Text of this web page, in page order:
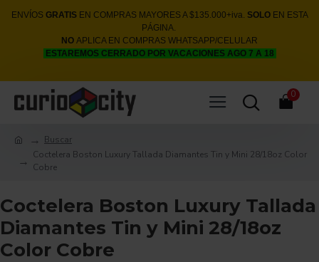
ENVÍOS GRATISEN COMPRAS MAYORES A $135.000+iva. SOLOEN ESTA
PÁGINA.
NO APLICA EN COMPRAS WHATSAPP/CELULAR
ESTAREMOS CERRADO POR VACACIONES AGO 7 A 18
0
Buscar
Coctelera Boston Luxury Tallada Diamantes Tin y Mini 28/18oz Color
Cobre
Coctelera Boston Luxury Tallada
Diamantes Tin y Mini 28/18oz
Color Cobre